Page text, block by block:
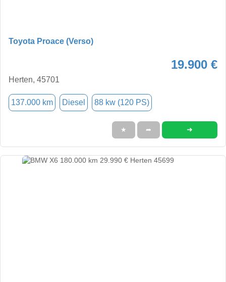
Toyota Proace (Verso)
19.900 €
Herten, 45701
137.000 km Diesel 88 kw (120 PS)
★ ➦ ➜